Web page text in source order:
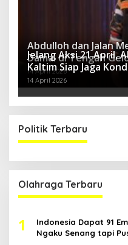
Abdulloh dan Jalan
Damai di Tengah
14 April 2026
Jelang Aksi 21 April,
Kaltim Siap Jaga
Polri
14 April 2026
Politik Terbaru
Olahraga Terbaru
1
Indonesia Dapat 91
Ngaku Senang tapi